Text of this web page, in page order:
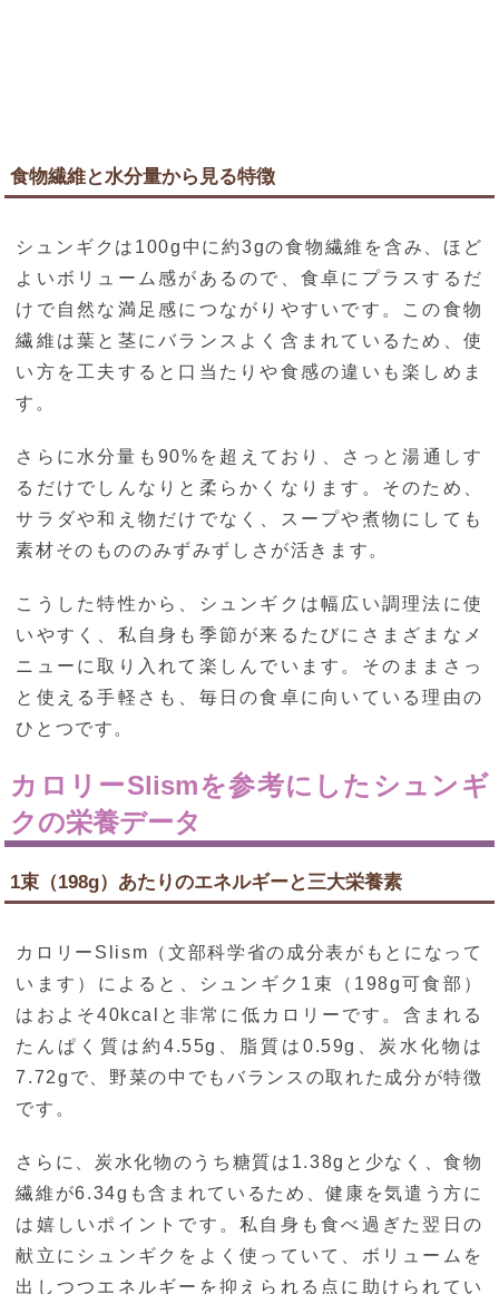
食物繊維と水分量から見る特徴
シュンギクは100g中に約3gの食物繊維を含み、ほど
よいボリューム感があるので、食卓にプラスするだ
けで自然な満足感につながりやすいです。この食物
繊維は葉と茎にバランスよく含まれているため、使
い方を工夫すると口当たりや食感の違いも楽しめま
す。
さらに水分量も90%を超えており、さっと湯通しす
るだけでしんなりと柔らかくなります。そのため、
サラダや和え物だけでなく、スープや煮物にしても
素材そのもののみずみずしさが活きます。
こうした特性から、シュンギクは幅広い調理法に使
いやすく、私自身も季節が来るたびにさまざまなメ
ニューに取り入れて楽しんでいます。そのままさっ
と使える手軽さも、毎日の食卓に向いている理由の
ひとつです。
カロリーSlismを参考にしたシュンギ
クの栄養データ
1束（198g）あたりのエネルギーと三大栄養素
カロリーSlism（文部科学省の成分表がもとになって
います）によると、シュンギク1束（198g可食部）
はおよそ40kcalと非常に低カロリーです。含まれる
たんぱく質は約4.55g、脂質は0.59g、炭水化物は
7.72gで、野菜の中でもバランスの取れた成分が特徴
です。
さらに、炭水化物のうち糖質は1.38gと少なく、食物
繊維が6.34gも含まれているため、健康を気遣う方に
は嬉しいポイントです。私自身も食べ過ぎた翌日の
献立にシュンギクをよく使っていて、ボリュームを
出しつつエネルギーを抑えられる点に助けられてい